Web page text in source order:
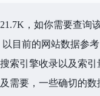
，如你需要查询
目前的网站数据参
索引擎收录以及索
需要，一些确切的